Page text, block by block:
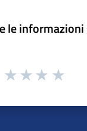
le